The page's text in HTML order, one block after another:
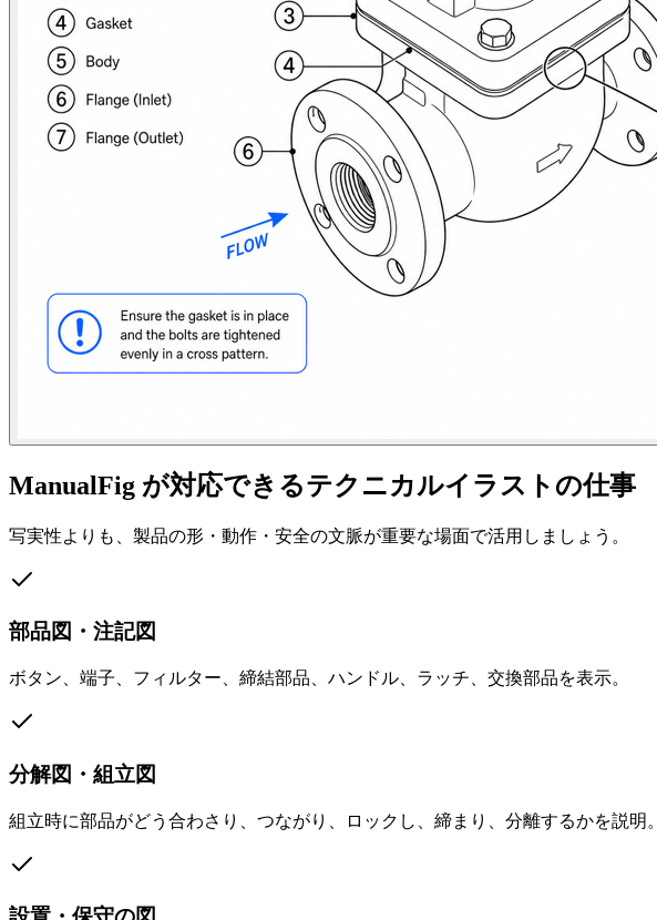
ManualFig が対応できるテクニカルイラストの仕事
写実性よりも、製品の形・動作・安全の文脈が重要な場面で活用しましょう。
部品図・注記図
ボタン、端子、フィルター、締結部品、ハンドル、ラッチ、交換部品を表示。
分解図・組立図
組立時に部品がどう合わさり、つながり、ロックし、締まり、分離するかを説明。